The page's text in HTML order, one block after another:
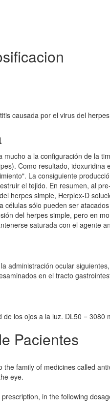
causada por el virus del
a la configuración de la
Como resultado,
La consiguiente
el tejido. En resumen, al
herpes simple, Herplex-D
células sólo pueden ser
del herpes simple, pero en
saturada con el agente
administración ocular
en el tracto
los ojos a la luz. DL50 =
Pacientes
family of medicines called
eye.
in the following